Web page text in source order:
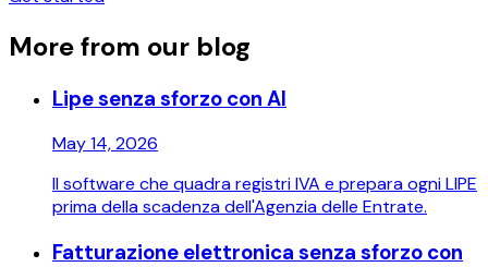
More from our blog
Lipe senza sforzo con AI
May 14, 2026
Il software che quadra registri IVA e prepara ogni LIPE
prima della scadenza dell'Agenzia delle Entrate.
Fatturazione elettronica senza sforzo con